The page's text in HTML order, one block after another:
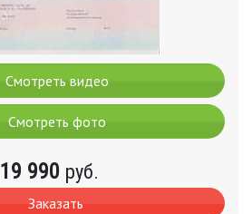
Смотреть видео
Смотреть фото
19 990 руб.
Заказать